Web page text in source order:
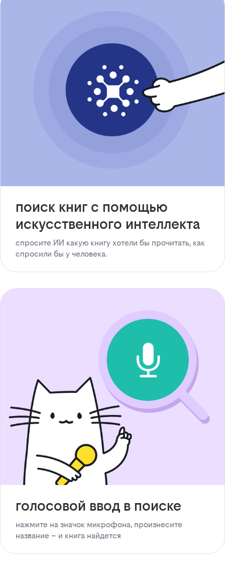
поиск книг с помощью
искусственного интеллекта
спросите ИИ какую книгу хотели бы прочитать, как
спросили бы у человека.
голосовой ввод в поиске
нажмите на значок микрофона, произнесите
название – и книга найдется